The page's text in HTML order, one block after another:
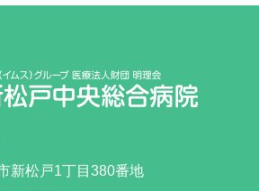
新松戸1丁目380番地